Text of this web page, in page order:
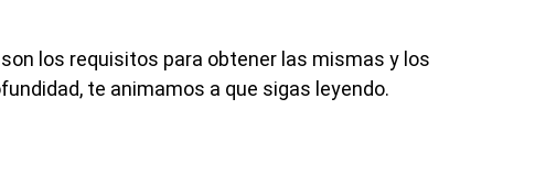
los requisitos para obtener las mismas y los
te animamos a que sigas leyendo.